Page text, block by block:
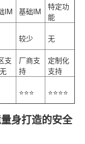
IM 基础IM
特定功
能
较少 无
支
厂商支
持
定制化
支持
⭐⭐⭐ ⭐⭐⭐⭐
身打造的安全